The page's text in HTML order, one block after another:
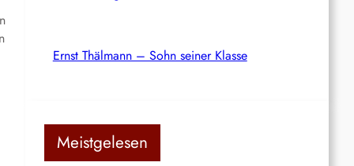
Ernst Thälmann – Sohn seiner Klasse
Meistgelesen